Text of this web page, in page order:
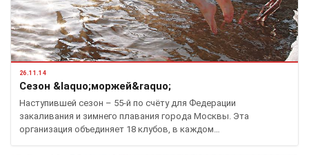
26.11.14
Сезон &laquo;моржей&raquo;
Наступившей сезон – 55-й по счёту для Федерации
закаливания и зимнего плавания города Москвы. Эта
организация объединяет 18 клубов, в каждом…